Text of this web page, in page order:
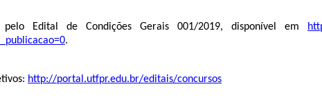
Edital de Condições Gerais 001/2019, disponível em
.
http://portal.utfpr.edu.br/editais/concursos